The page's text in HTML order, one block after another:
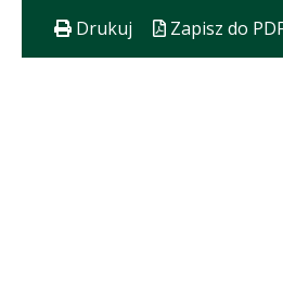
Drukuj Zapisz do